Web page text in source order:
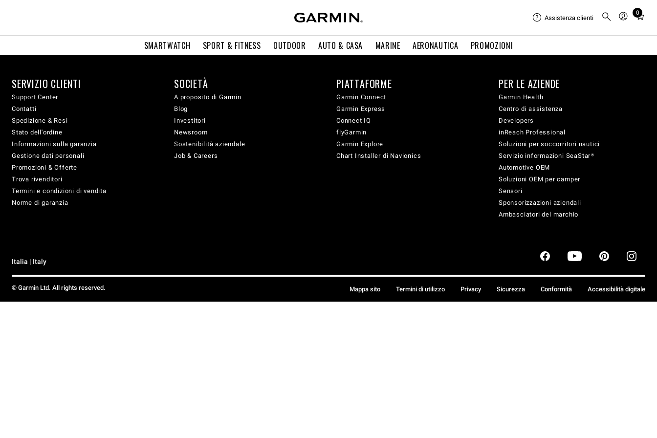
SMARTWATCH SPORT & FITNESS OUTDOOR AUTO & CASA MARINE AERONAUTICA PROMOZIONI
Assistenza clienti
0
Total
cart:
SERVIZIO CLIENTI
Support Center
Contatti
Spedizione & Resi
Stato dell'ordine
Informazioni sulla garanzia
Gestione dati personali
Promozioni & Offerte
Trova rivenditori
Termini e condizioni di vendita
Norme di garanzia
SOCIETÀ
A proposito di Garmin
Blog
Investitori
Newsroom
Sostenibilità aziendale
Job & Careers
PIATTAFORME
Garmin Connect
Garmin Express
Connect IQ
flyGarmin
Garmin Explore
Chart Installer di Navionics
PER LE AZIENDE
Garmin Health
Centro di assistenza
Developers
inReach Professional
Soluzioni per soccorritori nautici
Servizio informazioni SeaStar®
Automotive OEM
Soluzioni OEM per camper
Sensori
Sponsorizzazioni aziendali
Ambasciatori del marchio
Italia | Italy
© Garmin Ltd. All rights reserved. Mappa sito Termini di utilizzo Privacy Sicurezza Conformità Accessibilità digitale